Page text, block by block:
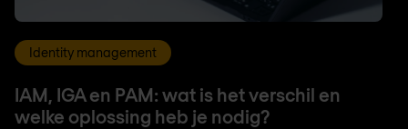
Identity management
IAM, IGA en PAM: wat is het verschil en
welke oplossing heb je nodig?